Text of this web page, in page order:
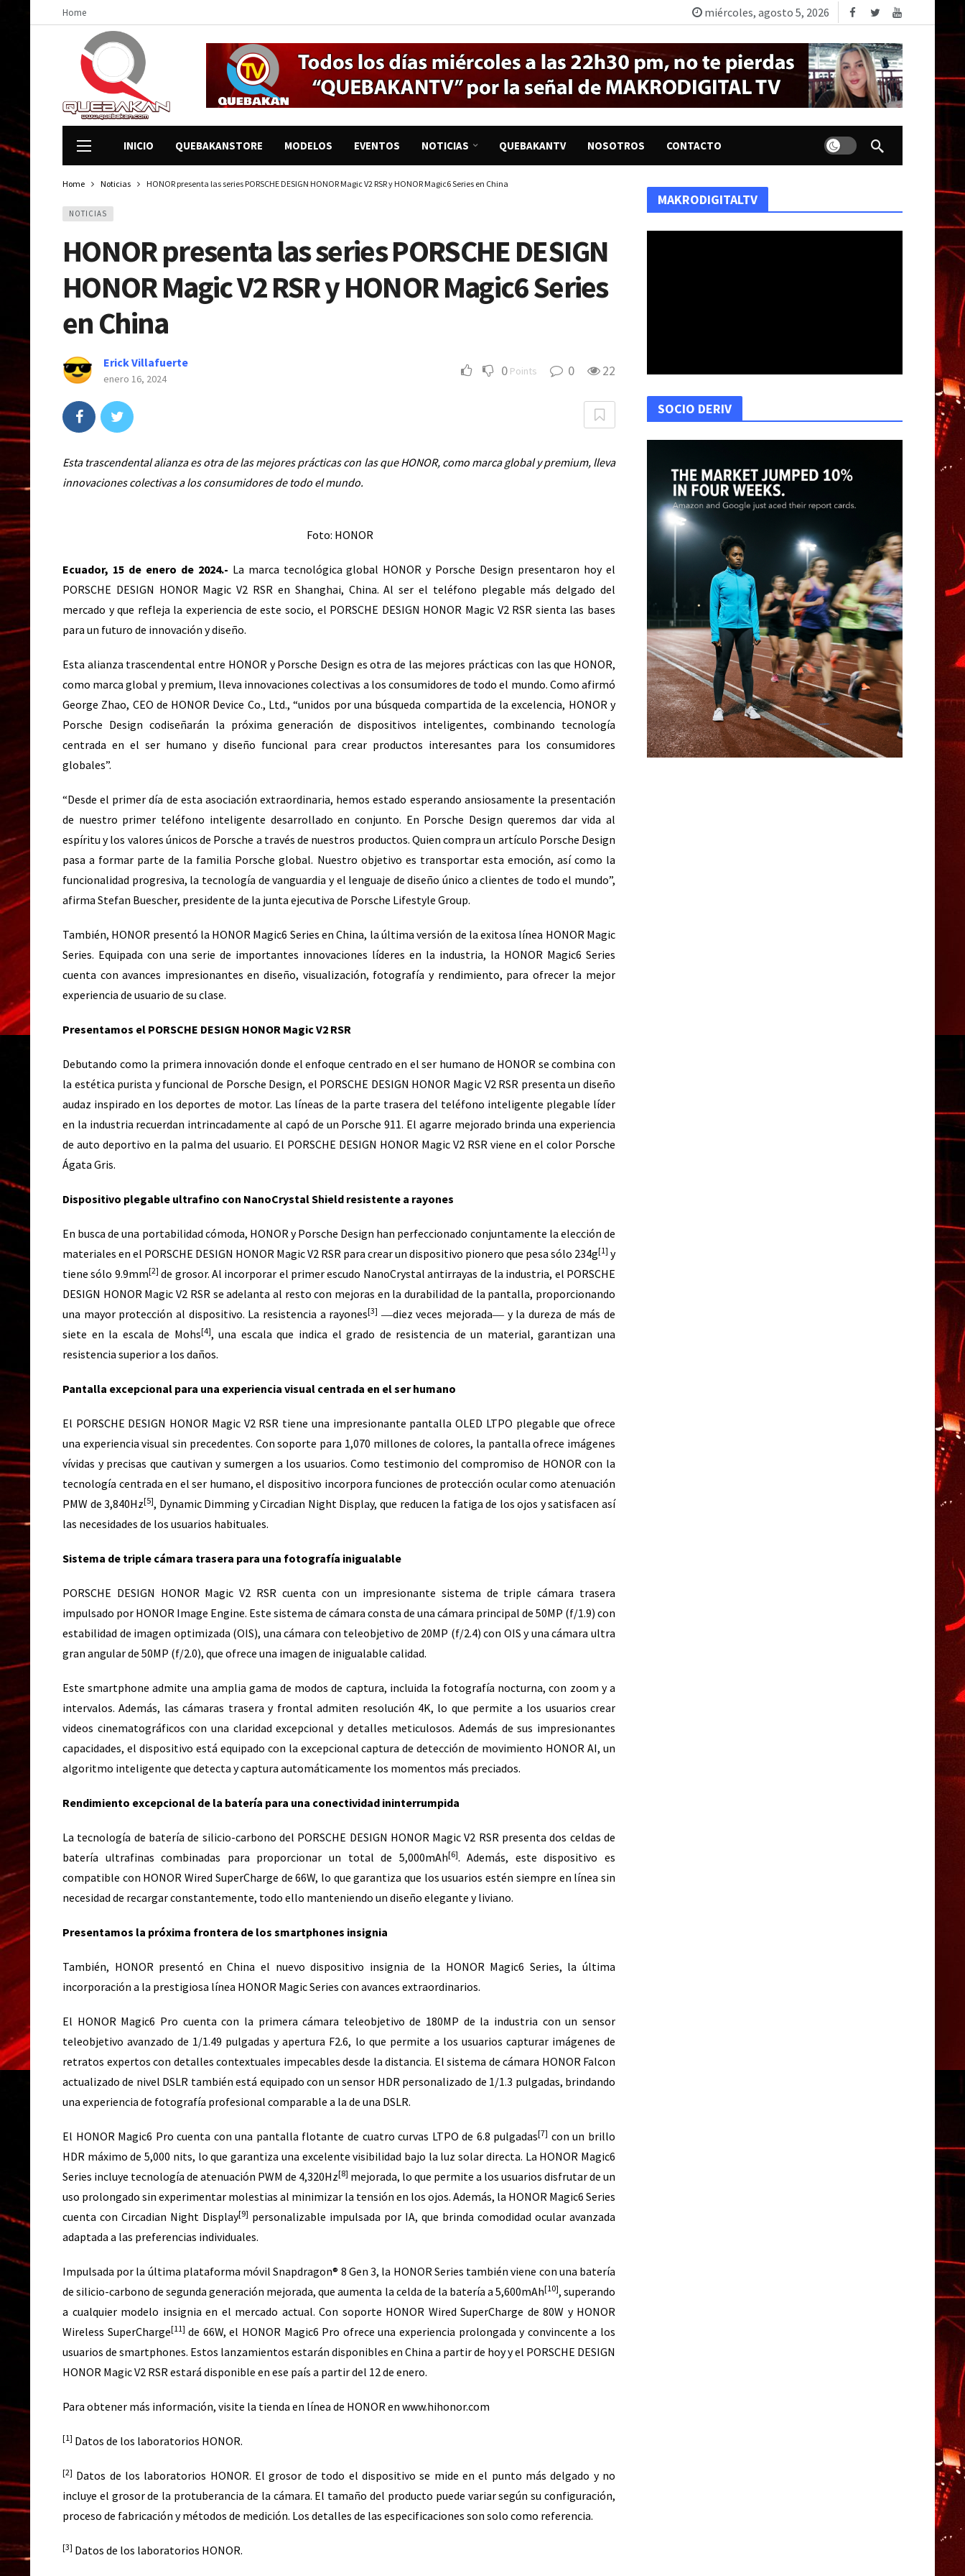
Home miércoles, agosto 5, 2026
INICIO QUEBAKANSTORE MODELOS EVENTOS NOTICIAS QUEBAKANTV NOSOTROS CONTACTO Dark mode
Home Noticias HONOR presenta las series PORSCHE DESIGN HONOR Magic V2 RSR y HONOR Magic6 Series en China
NOTICIAS
HONOR presenta las series PORSCHE DESIGN
HONOR Magic V2 RSR y HONOR Magic6 Series
en China
Erick Villafuerte
enero 16, 2024 0 Points 0 22
Esta trascendental alianza es otra de las mejores prácticas con las que HONOR, como marca global y premium, lleva
innovaciones colectivas a los consumidores de todo el mundo.
Foto: HONOR
Ecuador, 15 de enero de 2024.- La marca tecnológica global HONOR y Porsche Design presentaron hoy el
PORSCHE DESIGN HONOR Magic V2 RSR en Shanghai, China. Al ser el teléfono plegable más delgado del
mercado y que refleja la experiencia de este socio, el PORSCHE DESIGN HONOR Magic V2 RSR sienta las bases
para un futuro de innovación y diseño.
Esta alianza trascendental entre HONOR y Porsche Design es otra de las mejores prácticas con las que HONOR,
como marca global y premium, lleva innovaciones colectivas a los consumidores de todo el mundo. Como afirmó
George Zhao, CEO de HONOR Device Co., Ltd., “unidos por una búsqueda compartida de la excelencia, HONOR y
Porsche Design codiseñarán la próxima generación de dispositivos inteligentes, combinando tecnología
centrada en el ser humano y diseño funcional para crear productos interesantes para los consumidores
globales”.
“Desde el primer día de esta asociación extraordinaria, hemos estado esperando ansiosamente la presentación
de nuestro primer teléfono inteligente desarrollado en conjunto. En Porsche Design queremos dar vida al
espíritu y los valores únicos de Porsche a través de nuestros productos. Quien compra un artículo Porsche Design
pasa a formar parte de la familia Porsche global. Nuestro objetivo es transportar esta emoción, así como la
funcionalidad progresiva, la tecnología de vanguardia y el lenguaje de diseño único a clientes de todo el mundo”,
afirma Stefan Buescher, presidente de la junta ejecutiva de Porsche Lifestyle Group.
También, HONOR presentó la HONOR Magic6 Series en China, la última versión de la exitosa línea HONOR Magic
Series. Equipada con una serie de importantes innovaciones líderes en la industria, la HONOR Magic6 Series
cuenta con avances impresionantes en diseño, visualización, fotografía y rendimiento, para ofrecer la mejor
experiencia de usuario de su clase.
Presentamos el PORSCHE DESIGN HONOR Magic V2 RSR
Debutando como la primera innovación donde el enfoque centrado en el ser humano de HONOR se combina con
la estética purista y funcional de Porsche Design, el PORSCHE DESIGN HONOR Magic V2 RSR presenta un diseño
audaz inspirado en los deportes de motor. Las líneas de la parte trasera del teléfono inteligente plegable líder
en la industria recuerdan intrincadamente al capó de un Porsche 911. El agarre mejorado brinda una experiencia
de auto deportivo en la palma del usuario. El PORSCHE DESIGN HONOR Magic V2 RSR viene en el color Porsche
Ágata Gris.
Dispositivo plegable ultrafino con NanoCrystal Shield resistente a rayones
En busca de una portabilidad cómoda, HONOR y Porsche Design han perfeccionado conjuntamente la elección de
materiales en el PORSCHE DESIGN HONOR Magic V2 RSR para crear un dispositivo pionero que pesa sólo 234g[1] y
tiene sólo 9.9mm[2] de grosor. Al incorporar el primer escudo NanoCrystal antirrayas de la industria, el PORSCHE
DESIGN HONOR Magic V2 RSR se adelanta al resto con mejoras en la durabilidad de la pantalla, proporcionando
una mayor protección al dispositivo. La resistencia a rayones[3] ―diez veces mejorada― y la dureza de más de
siete en la escala de Mohs[4], una escala que indica el grado de resistencia de un material, garantizan una
resistencia superior a los daños.
Pantalla excepcional para una experiencia visual centrada en el ser humano
El PORSCHE DESIGN HONOR Magic V2 RSR tiene una impresionante pantalla OLED LTPO plegable que ofrece
una experiencia visual sin precedentes. Con soporte para 1,070 millones de colores, la pantalla ofrece imágenes
vívidas y precisas que cautivan y sumergen a los usuarios. Como testimonio del compromiso de HONOR con la
tecnología centrada en el ser humano, el dispositivo incorpora funciones de protección ocular como atenuación
PMW de 3,840Hz[5], Dynamic Dimming y Circadian Night Display, que reducen la fatiga de los ojos y satisfacen así
las necesidades de los usuarios habituales.
Sistema de triple cámara trasera para una fotografía inigualable
PORSCHE DESIGN HONOR Magic V2 RSR cuenta con un impresionante sistema de triple cámara trasera
impulsado por HONOR Image Engine. Este sistema de cámara consta de una cámara principal de 50MP (f/1.9) con
estabilidad de imagen optimizada (OIS), una cámara con teleobjetivo de 20MP (f/2.4) con OIS y una cámara ultra
gran angular de 50MP (f/2.0), que ofrece una imagen de inigualable calidad.
Este smartphone admite una amplia gama de modos de captura, incluida la fotografía nocturna, con zoom y a
intervalos. Además, las cámaras trasera y frontal admiten resolución 4K, lo que permite a los usuarios crear
videos cinematográficos con una claridad excepcional y detalles meticulosos. Además de sus impresionantes
capacidades, el dispositivo está equipado con la excepcional captura de detección de movimiento HONOR AI, un
algoritmo inteligente que detecta y captura automáticamente los momentos más preciados.
Rendimiento excepcional de la batería para una conectividad ininterrumpida
La tecnología de batería de silicio-carbono del PORSCHE DESIGN HONOR Magic V2 RSR presenta dos celdas de
batería ultrafinas combinadas para proporcionar un total de 5,000mAh[6]. Además, este dispositivo es
compatible con HONOR Wired SuperCharge de 66W, lo que garantiza que los usuarios estén siempre en línea sin
necesidad de recargar constantemente, todo ello manteniendo un diseño elegante y liviano.
Presentamos la próxima frontera de los smartphones insignia
También, HONOR presentó en China el nuevo dispositivo insignia de la HONOR Magic6 Series, la última
incorporación a la prestigiosa línea HONOR Magic Series con avances extraordinarios.
El HONOR Magic6 Pro cuenta con la primera cámara teleobjetivo de 180MP de la industria con un sensor
teleobjetivo avanzado de 1/1.49 pulgadas y apertura F2.6, lo que permite a los usuarios capturar imágenes de
retratos expertos con detalles contextuales impecables desde la distancia. El sistema de cámara HONOR Falcon
actualizado de nivel DSLR también está equipado con un sensor HDR personalizado de 1/1.3 pulgadas, brindando
una experiencia de fotografía profesional comparable a la de una DSLR.
El HONOR Magic6 Pro cuenta con una pantalla flotante de cuatro curvas LTPO de 6.8 pulgadas[7] con un brillo
HDR máximo de 5,000 nits, lo que garantiza una excelente visibilidad bajo la luz solar directa. La HONOR Magic6
Series incluye tecnología de atenuación PWM de 4,320Hz[8] mejorada, lo que permite a los usuarios disfrutar de un
uso prolongado sin experimentar molestias al minimizar la tensión en los ojos. Además, la HONOR Magic6 Series
cuenta con Circadian Night Display[9] personalizable impulsada por IA, que brinda comodidad ocular avanzada
adaptada a las preferencias individuales.
Impulsada por la última plataforma móvil Snapdragon® 8 Gen 3, la HONOR Series también viene con una batería
de silicio-carbono de segunda generación mejorada, que aumenta la celda de la batería a 5,600mAh[10], superando
a cualquier modelo insignia en el mercado actual. Con soporte HONOR Wired SuperCharge de 80W y HONOR
Wireless SuperCharge[11] de 66W, el HONOR Magic6 Pro ofrece una experiencia prolongada y convincente a los
usuarios de smartphones. Estos lanzamientos estarán disponibles en China a partir de hoy y el PORSCHE DESIGN
HONOR Magic V2 RSR estará disponible en ese país a partir del 12 de enero.
Para obtener más información, visite la tienda en línea de HONOR en www.hihonor.com
[1] Datos de los laboratorios HONOR.
[2] Datos de los laboratorios HONOR. El grosor de todo el dispositivo se mide en el punto más delgado y no
incluye el grosor de la protuberancia de la cámara. El tamaño del producto puede variar según su configuración,
proceso de fabricación y métodos de medición. Los detalles de las especificaciones son solo como referencia.
[3] Datos de los laboratorios HONOR.
MAKRODIGITALTV
SOCIO DERIV